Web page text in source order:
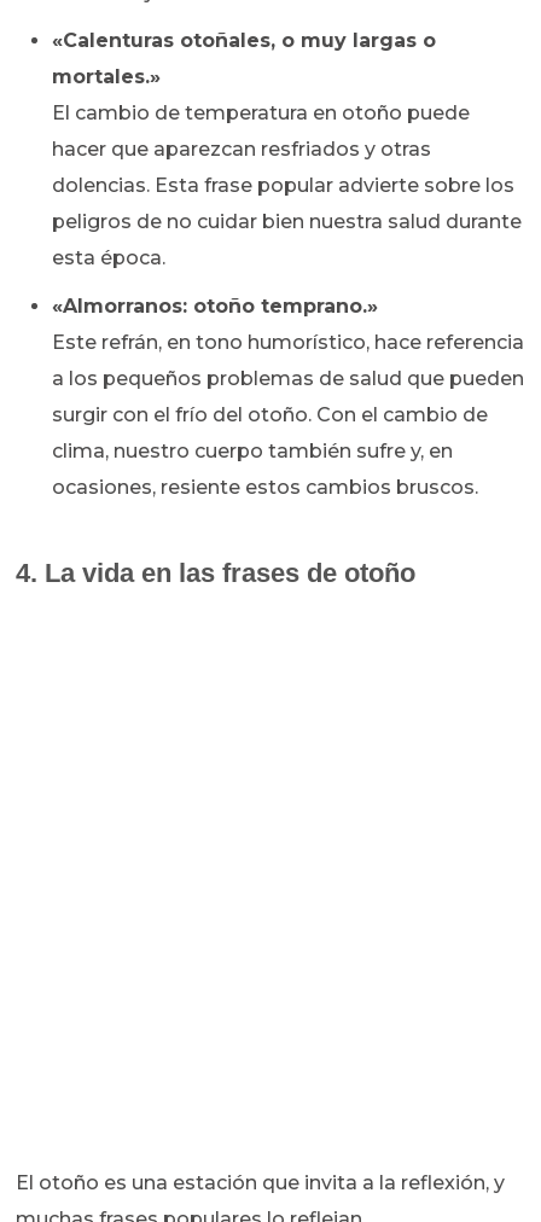
«Calenturas otoñales, o muy largas o
mortales.»
El cambio de temperatura en otoño puede
hacer que aparezcan resfriados y otras
dolencias. Esta frase popular advierte sobre los
peligros de no cuidar bien nuestra salud durante
esta época.
«Almorranos: otoño temprano.»
Este refrán, en tono humorístico, hace referencia
a los pequeños problemas de salud que pueden
surgir con el frío del otoño. Con el cambio de
clima, nuestro cuerpo también sufre y, en
ocasiones, resiente estos cambios bruscos.
4. La vida en las frases de otoño
El otoño es una estación que invita a la reflexión, y